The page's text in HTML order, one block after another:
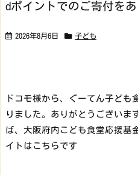
dポイントでのご寄付を
2026年8月6日 子ども
ドコモ様から、ぐーてん子ども
りました。ありがとうございま
ば、大阪府内こども食堂応援基
イトはこちらです